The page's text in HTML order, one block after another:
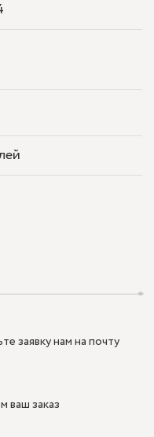
заявку нам на почту
ваш заказ